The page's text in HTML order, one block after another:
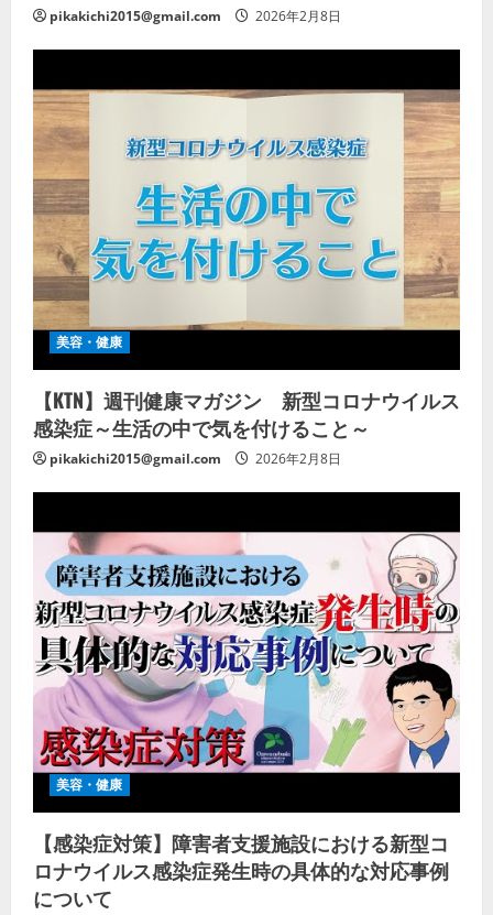
pikakichi2015@gmail.com 2026年2月8日
美容・健康
【KTN】週刊健康マガジン 新型コロナウイルス
感染症～生活の中で気を付けること～
pikakichi2015@gmail.com 2026年2月8日
美容・健康
【感染症対策】障害者支援施設における新型コ
ロナウイルス感染症発生時の具体的な対応事例
について